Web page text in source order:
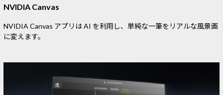
NVIDIA Canvas
NVIDIA Canvas アプリは AI を利用し、単純な一筆をリアルな風景画
に変えます。